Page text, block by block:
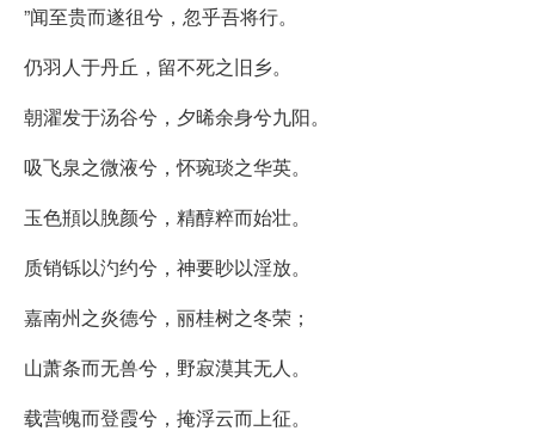
”闻至贵而遂徂兮，忽乎吾将行。
仍羽人于丹丘，留不死之旧乡。
朝濯发于汤谷兮，夕晞余身兮九阳。
吸飞泉之微液兮，怀琬琰之华英。
玉色頩以脕颜兮，精醇粹而始壮。
质销铄以汋约兮，神要眇以淫放。
嘉南州之炎德兮，丽桂树之冬荣；
山萧条而无兽兮，野寂漠其无人。
载营魄而登霞兮，掩浮云而上征。